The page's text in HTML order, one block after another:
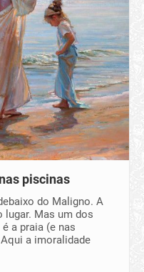
piscinas
do Maligno. A
lugar. Mas um dos
a praia (e nas
a imoralidade